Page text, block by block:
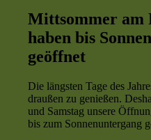
Mittsommer am
haben bis
geöffnet
Die längsten Tage des
draußen zu genießen.
und Samstag unsere
bis zum Sonnenuntergang